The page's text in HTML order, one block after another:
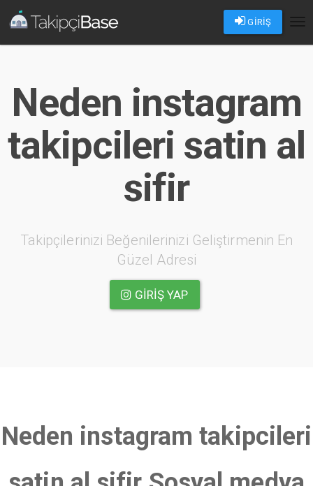
GİRİŞ
Neden instagram
takipcileri satin al
sifir
Takipçilerinizi Beğenilerinizi Geliştirmenin En
Güzel Adresi
GIRIŞ YAP
Neden instagram takipcileri